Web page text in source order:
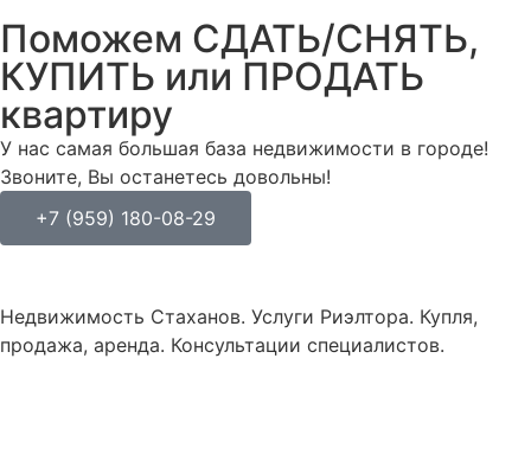
Поможем СДАТЬ/СНЯТЬ,
КУПИТЬ или ПРОДАТЬ
квартиру
У нас самая большая база недвижимости в городе!
Звоните, Вы останетесь довольны!
+7 (959) 180-08-29
Недвижимость Стаханов. Услуги Риэлтора. Купля,
продажа, аренда. Консультации специалистов.